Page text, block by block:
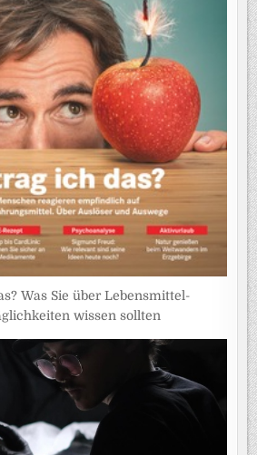
Was Sie über Lebensmittel-
wissen sollten